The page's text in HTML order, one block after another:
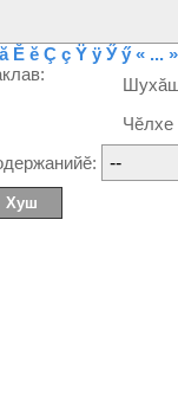
ă Ĕ ĕ Ç ç Ÿ ÿ Ӳ ӳ « ... »